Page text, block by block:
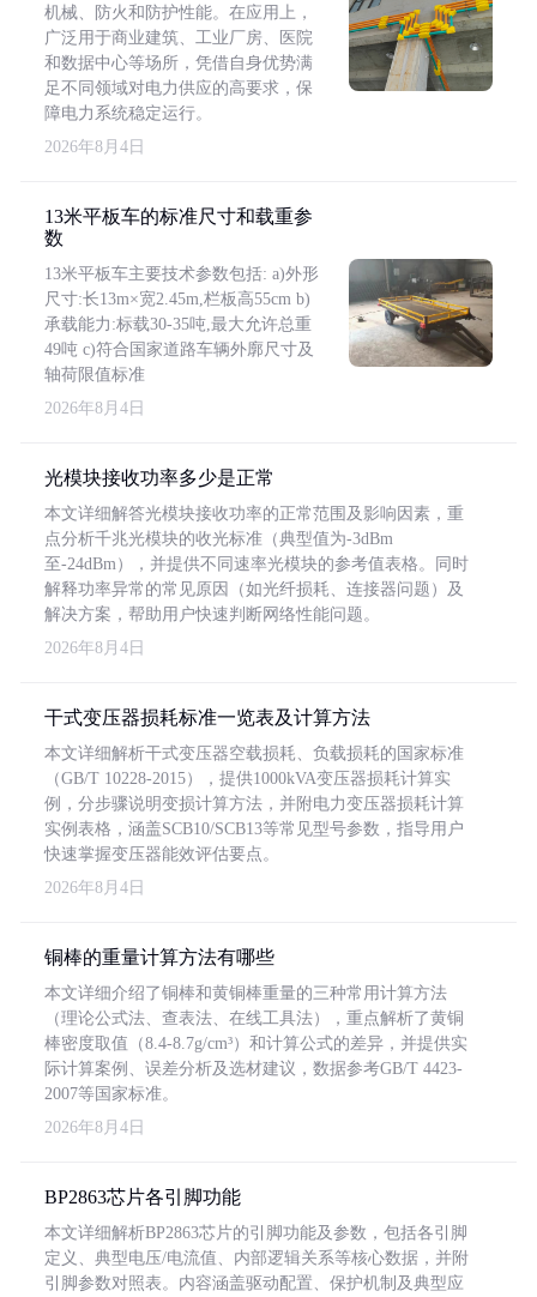
机械、防火和防护性能。在应用上，
广泛用于商业建筑、工业厂房、医院
和数据中心等场所，凭借自身优势满
足不同领域对电力供应的高要求，保
障电力系统稳定运行。
2026年8月4日
13米平板车的标准尺寸和载重参
数
13米平板车主要技术参数包括: a)外形
尺寸:长13m×宽2.45m,栏板高55cm b)
承载能力:标载30-35吨,最大允许总重
49吨 c)符合国家道路车辆外廓尺寸及
轴荷限值标准
2026年8月4日
光模块接收功率多少是正常
本文详细解答光模块接收功率的正常范围及影响因素，重
点分析千兆光模块的收光标准（典型值为-3dBm
至-24dBm），并提供不同速率光模块的参考值表格。同时
解释功率异常的常见原因（如光纤损耗、连接器问题）及
解决方案，帮助用户快速判断网络性能问题。
2026年8月4日
干式变压器损耗标准一览表及计算方法
本文详细解析干式变压器空载损耗、负载损耗的国家标准
（GB/T 10228-2015），提供1000kVA变压器损耗计算实
例，分步骤说明变损计算方法，并附电力变压器损耗计算
实例表格，涵盖SCB10/SCB13等常见型号参数，指导用户
快速掌握变压器能效评估要点。
2026年8月4日
铜棒的重量计算方法有哪些
本文详细介绍了铜棒和黄铜棒重量的三种常用计算方法
（理论公式法、查表法、在线工具法），重点解析了黄铜
棒密度取值（8.4-8.7g/cm³）和计算公式的差异，并提供实
际计算案例、误差分析及选材建议，数据参考GB/T 4423-
2007等国家标准。
2026年8月4日
BP2863芯片各引脚功能
本文详细解析BP2863芯片的引脚功能及参数，包括各引脚
定义、典型电压/电流值、内部逻辑关系等核心数据，并附
引脚参数对照表。内容涵盖驱动配置、保护机制及典型应